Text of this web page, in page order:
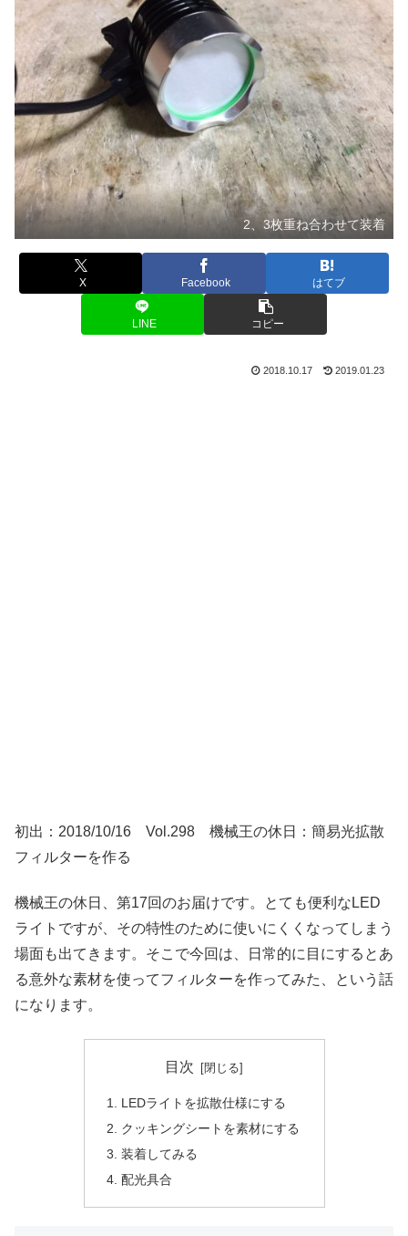
2、3枚重ね合わせて装着
X Facebook はてブ
LINE コピー
2018.10.17 2019.01.23
初出：2018/10/16 Vol.298 機械王の休日：簡易光拡散
フィルターを作る
機械王の休日、第17回のお届けです。とても便利なLED
ライトですが、その特性のために使いにくくなってしまう
場面も出てきます。そこで今回は、日常的に目にするとあ
る意外な素材を使ってフィルターを作ってみた、という話
になります。
目次
LEDライトを拡散仕様にする
クッキングシートを素材にする
装着してみる
配光具合